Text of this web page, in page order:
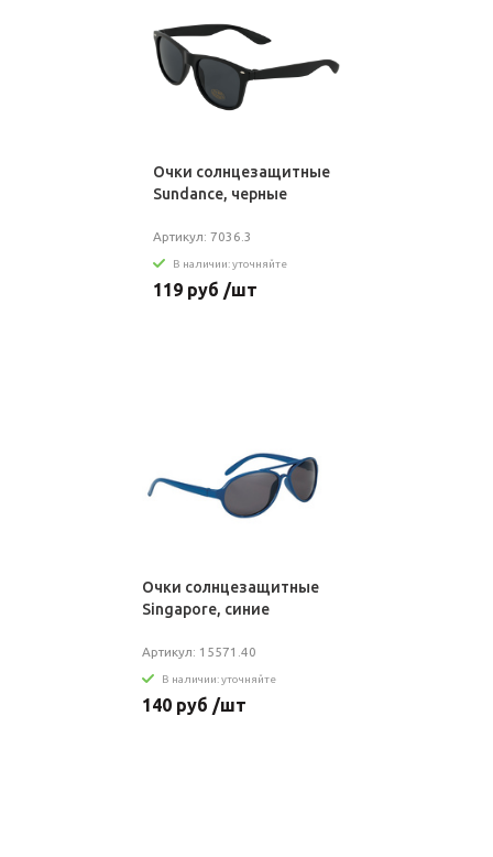
Очки солнцезащитные
Sundance, черные
Артикул: 7036.3
В наличии: уточняйте
119 руб /шт
Очки солнцезащитные
Singapore, синие
Артикул: 15571.40
В наличии: уточняйте
140 руб /шт